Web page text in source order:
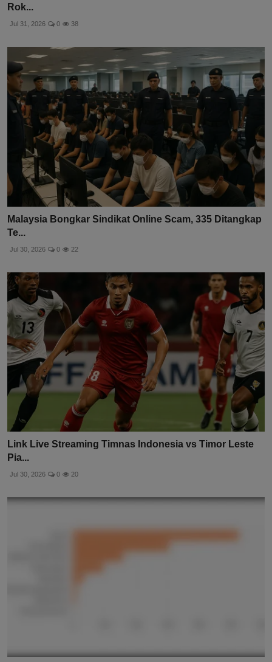
Rok...
Jul 31, 2026 0 38
Malaysia Bongkar Sindikat Online Scam, 335 Ditangkap
Te...
Jul 30, 2026 0 22
Link Live Streaming Timnas Indonesia vs Timor Leste
Pia...
Jul 30, 2026 0 20